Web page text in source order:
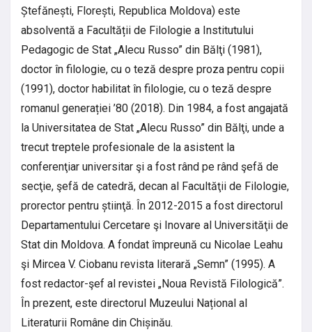
Ștefănești, Florești, Republica Moldova) este
absolventă a Facultății de Filologie a Institutului
Pedagogic de Stat „Alecu Russo” din Bălţi (1981),
doctor în filologie, cu o teză despre proza pentru copii
(1991), doctor habilitat în filologie, cu o teză despre
romanul generației ’80 (2018). Din 1984, a fost angajată
la Universitatea de Stat „Alecu Russo” din Bălţi, unde a
trecut treptele profesionale de la asistent la
conferenţiar universitar şi a fost rând pe rând şefă de
secţie, şefă de catedră, decan al Facultăţii de Filologie,
prorector pentru știinţă. În 2012-2015 a fost directorul
Departamentului Cercetare şi Inovare al Universităţii de
Stat din Moldova. A fondat împreună cu Nicolae Leahu
şi Mircea V. Ciobanu revista literară „Semn” (1995). A
fost redactor-şef al revistei „Noua Revistă Filologică”.
În prezent, este directorul Muzeului Național al
Literaturii Române din Chișinău.